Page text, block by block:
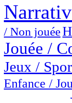
/ Non jouée
Jouée /
Jeux /
Enfance /